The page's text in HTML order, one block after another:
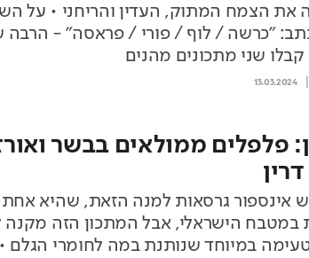
את הצמח המתוק, העדין והריחני • על
"כרשה / לוף / פורי / פראסה" - הרבה
קבלו שני מתכונים מהנים
13.03.2024
פלפלים ממולאים בבשר
אינספור גרסאות למנה הזאת, שהיא
במטבח הישראלי, אבל המתכון הזה מקנה
במיוחד שנותנת במה לחומרי הגלם